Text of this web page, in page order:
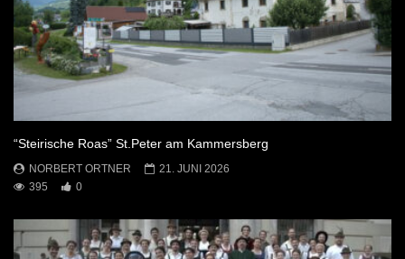
“Steirische Roas” St.Peter am Kammersberg
NORBERT ORTNER
21. JUNI 2026
395
0